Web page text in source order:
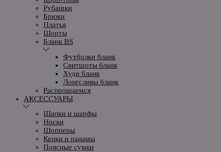
Рубашки
Брюки
Платья
Шорты
Бланк BS
Футболки бланк
Свитшоты бланк
Худи бланк
Лонгсливы бланк
Распрощаемся
АКСЕССУАРЫ
Шапки и шарфы
Носки
Шопперы
Кепки и панамы
Поясные сумки